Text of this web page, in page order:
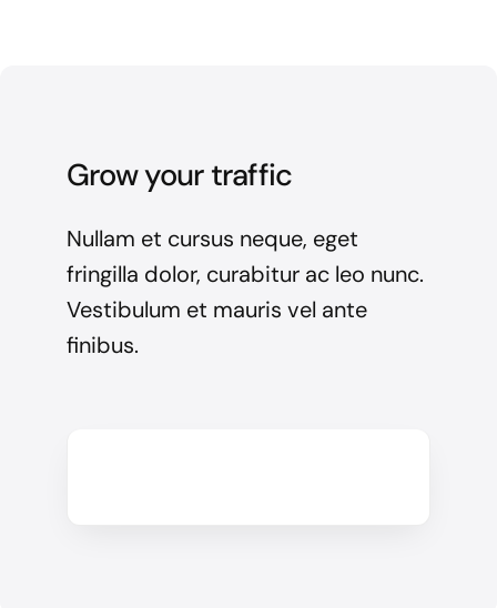
Grow your traffic
Nullam et cursus neque, eget
fringilla dolor, curabitur ac leo nunc.
Vestibulum et mauris vel ante
finibus.